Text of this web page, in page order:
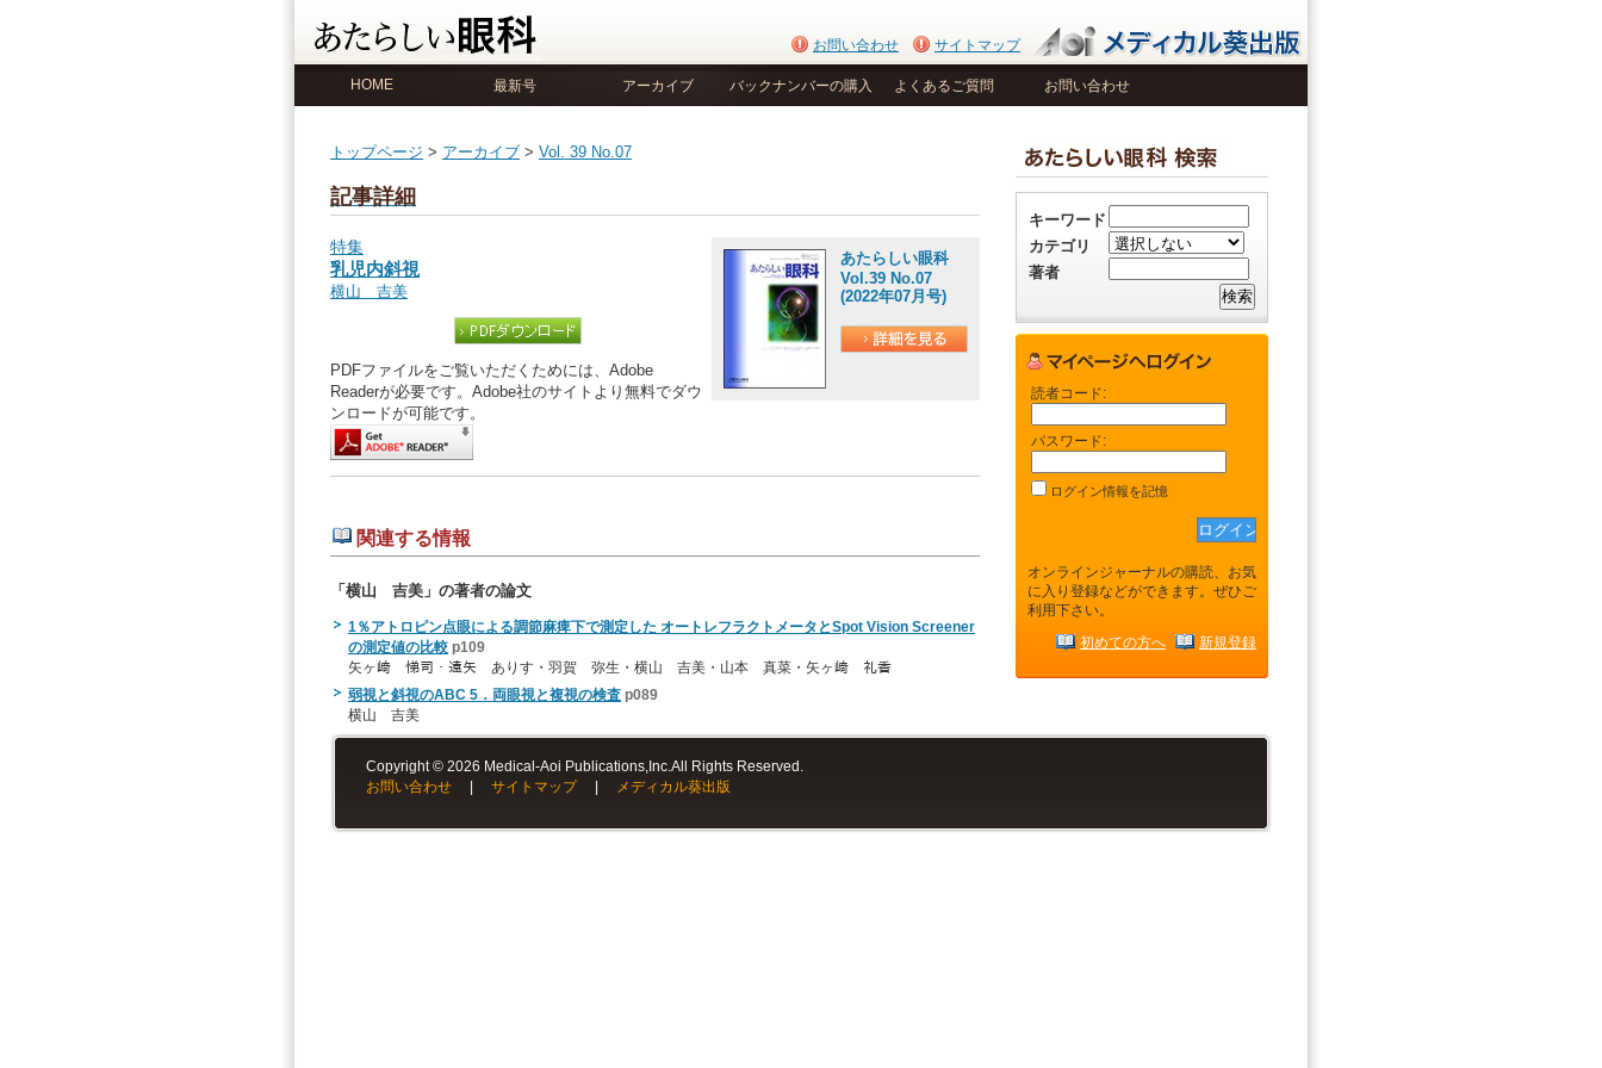
お問い合わせ サイトマップ
HOME 最新号 アーカイブ バックナンバーの購入 よくあるご質問 お問い合わせ
トップページ > アーカイブ > Vol. 39 No.07
記事詳細
あたらしい眼科
Vol.39 No.07
(2022年07月号)
特集
乳児内斜視
横山 吉美
PDFファイルをご覧いただくためには、Adobe
Readerが必要です。Adobe社のサイトより無料でダウ
ンロードが可能です。
関連する情報
「横山 吉美」の著者の論文
1％アトロピン点眼による調節麻痺下で測定した オートレフラクトメータとSpot Vision Screener
の測定値の比較 p109
矢ヶ﨑 悌司・遠矢 ありす・羽賀 弥生・横山 吉美・山本 真菜・矢ヶ﨑 礼香
弱視と斜視のABC 5．両眼視と複視の検査 p089
横山 吉美
キーワード
カテゴリ
著者
読者コード:
パスワード:
ログイン情報を記憶
オンラインジャーナルの購読、お気
に入り登録などができます。ぜひご
利用下さい。
初めての方へ 新規登録
Copyright © 2026 Medical-Aoi Publications,Inc.All Rights Reserved.
お問い合わせ
サイトマップ| メディカル葵出版